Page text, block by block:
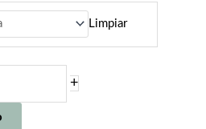
Limpiar
+